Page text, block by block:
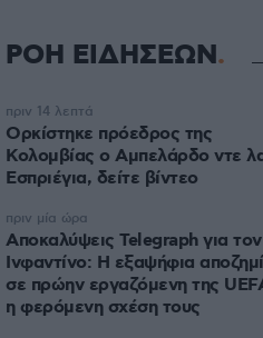
ΡΟΗ ΕΙΔΗΣΕΩΝ
Ορκίστηκε πρόεδρος της
Κολομβίας ο Αμπελάρδο ντε
Εσπριέγια, δείτε βίντεο
πριν 14 λεπτά
Αποκαλύψεις Telegraph για τον
Ινφαντίνο: Η εξαψήφια
σε πρώην εργαζόμενη της
η φερόμενη σχέση τους
πριν μία ώρα